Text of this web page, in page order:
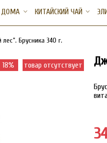
ДОМА КИТАЙСКИЙ ЧАЙ
Брусника 340 г.
18% товар отсутствует